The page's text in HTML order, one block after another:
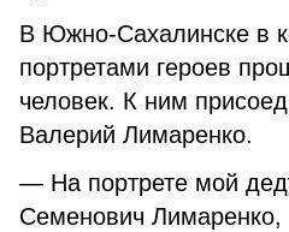
В Южно-Сахалинске в
портретами героев
человек. К ним
Валерий Лимаренко.
— На портрете мой
Семенович Лимаренко,